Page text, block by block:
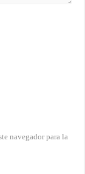
navegador para la